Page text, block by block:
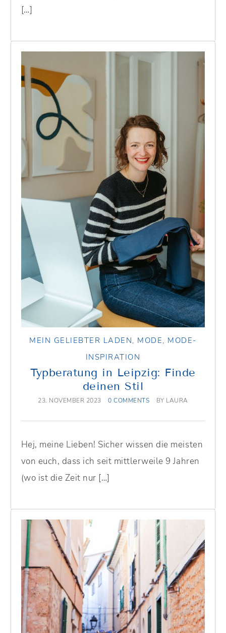
[…]
MEIN GELIEBTER LADEN, MODE, MODE-
INSPIRATION
Typberatung in Leipzig: Finde
deinen Stil
23. NOVEMBER 2023 0 COMMENTS BY LAURA
Hej, meine Lieben! Sicher wissen die meisten
von euch, dass ich seit mittlerweile 9 Jahren
(wo ist die Zeit nur […]